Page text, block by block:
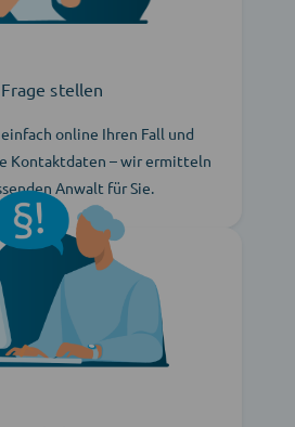
Frage stellen
online Ihren Fall und
Kontaktdaten – wir ermitteln
Anwalt für Sie.